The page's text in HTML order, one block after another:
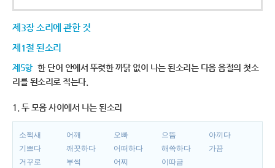
제3장 소리에 관한 것
제1절 된소리
제5항 한 단어 안에서 뚜렷한 까닭 없이 나는 된소리는 다음 음절의 첫소
리를 된소리로 적는다.
1. 두 모음 사이에서 나는 된소리
소쩍새 어깨 오빠 으뜸
아끼다
기쁘다
깨끗하다 어떠하다 해쓱하다
가끔
거꾸로
부썩 어찌 이따금